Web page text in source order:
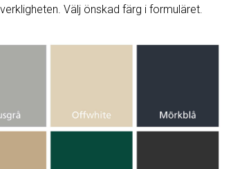
Välj önskad färg i formuläret.